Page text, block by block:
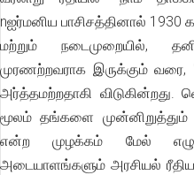
nஐர்மனிய பாசிசத்தினால் 1930
மற்றும் நடைமுறையில்,
முரணற்றவராக இருக்கும் வரை,
அர்த்தமற்றதாகி
மூலம் தங்களை முன்னிறுத்தும்
என்ற முழக்கம் மேல்
அடையாளங்களும் அரசியல்